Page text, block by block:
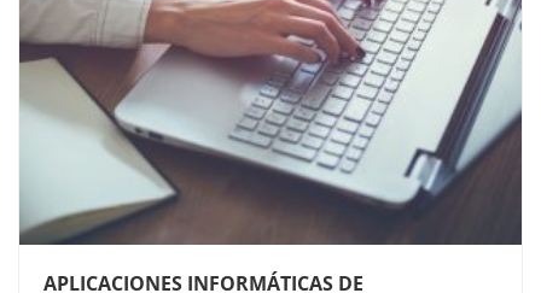
APLICACIONES INFORMÁTICAS DE